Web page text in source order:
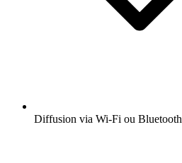
Diffusion via Wi-Fi ou Bluetooth